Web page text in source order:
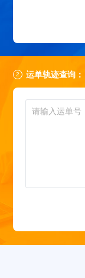
运单轨迹查询：